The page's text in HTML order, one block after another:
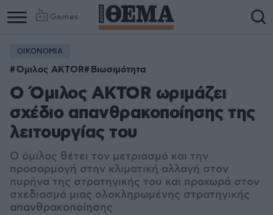
Games
ΟΙΚΟΝΟΜΙΑ
Όμιλος AKTOR Βιωσιμότητα
Ο Όμιλος AKTOR ωριμάζει
σχέδιο απανθρακοποίησης της
λειτουργίας του
Ο όμιλος θέτει τον μετριασμό και την
προσαρμογή στην κλιματική αλλαγή στον
πυρήνα της στρατηγικής του και προχωρά στον
σχεδιασμό μιας ολοκληρωμένης στρατηγικής
απανθρακοποίησης